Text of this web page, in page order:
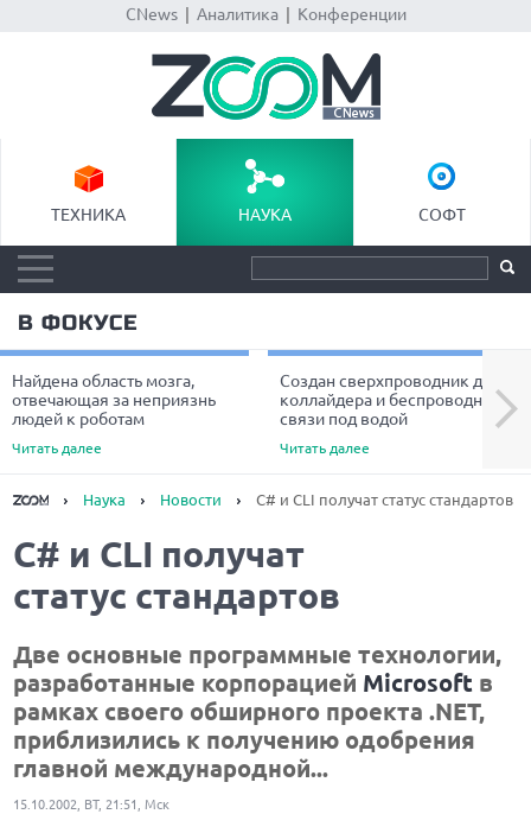
CNews| Аналитика| Конференции
ТЕХНИКА НАУКА СОФТ
В ФОКУСЕ
Найдена область мозга,
отвечающая за неприязнь
людей к роботам
Читать далее
Создан сверхпроводник для
коллайдера и беспроводной
связи под водой
Читать далее
Next
Наука Новости C# и CLI получат статус стандартов
C# и CLI получат
статус стандартов
Две основные программные технологии,
разработанные корпорацией Microsoft в
рамках своего обширного проекта .NET,
приблизились к получению одобрения
главной международной...
15.10.2002, ВТ, 21:51, Мск